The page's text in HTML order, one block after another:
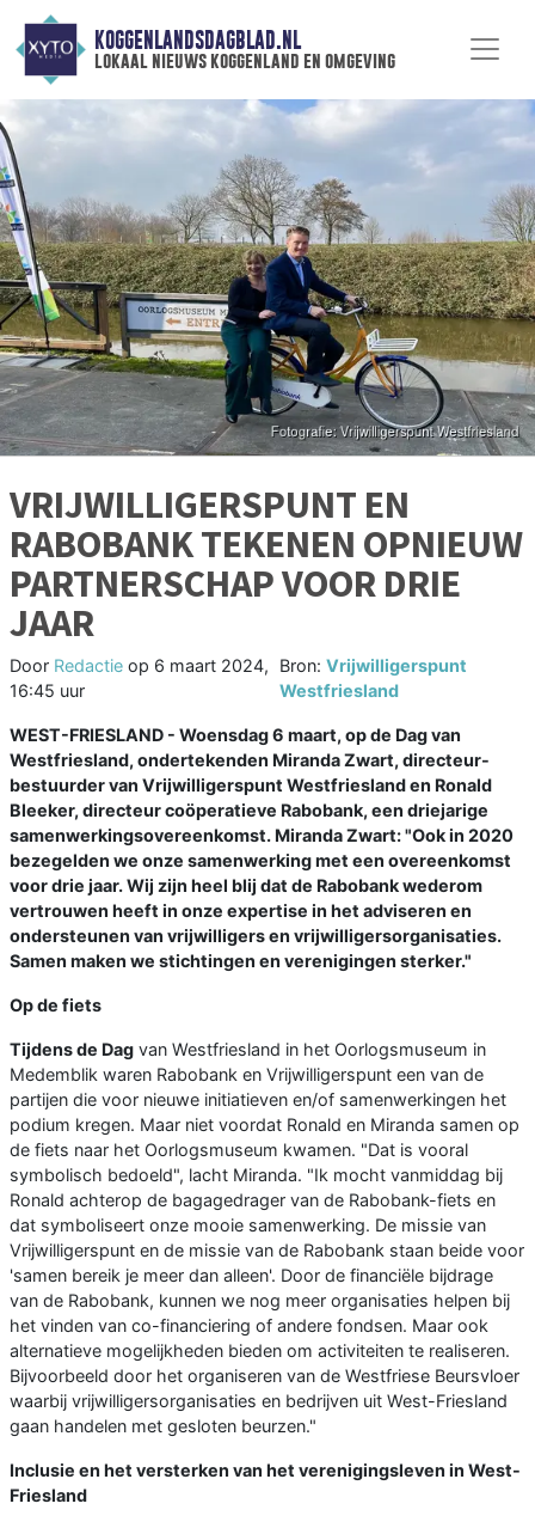
KOGGENLANDSDAGBLAD.NL
lokaal nieuws koggenland en omgeving
VRIJWILLIGERSPUNT EN
RABOBANK TEKENEN OPNIEUW
PARTNERSCHAP VOOR DRIE
JAAR
Door Redactie op 6 maart 2024,
16:45 uur
Bron: Vrijwilligerspunt
Westfriesland
WEST-FRIESLAND - Woensdag 6 maart, op de Dag van
Westfriesland, ondertekenden Miranda Zwart, directeur-
bestuurder van Vrijwilligerspunt Westfriesland en Ronald
Bleeker, directeur coöperatieve Rabobank, een driejarige
samenwerkingsovereenkomst. Miranda Zwart: "Ook in 2020
bezegelden we onze samenwerking met een overeenkomst
voor drie jaar. Wij zijn heel blij dat de Rabobank wederom
vertrouwen heeft in onze expertise in het adviseren en
ondersteunen van vrijwilligers en vrijwilligersorganisaties.
Samen maken we stichtingen en verenigingen sterker."
Op de fiets
Tijdens de Dag van Westfriesland in het Oorlogsmuseum in
Medemblik waren Rabobank en Vrijwilligerspunt een van de
partijen die voor nieuwe initiatieven en/of samenwerkingen het
podium kregen. Maar niet voordat Ronald en Miranda samen op
de fiets naar het Oorlogsmuseum kwamen. "Dat is vooral
symbolisch bedoeld", lacht Miranda. "Ik mocht vanmiddag bij
Ronald achterop de bagagedrager van de Rabobank-fiets en
dat symboliseert onze mooie samenwerking. De missie van
Vrijwilligerspunt en de missie van de Rabobank staan beide voor
'samen bereik je meer dan alleen'. Door de financiële bijdrage
van de Rabobank, kunnen we nog meer organisaties helpen bij
het vinden van co-financiering of andere fondsen. Maar ook
alternatieve mogelijkheden bieden om activiteiten te realiseren.
Bijvoorbeeld door het organiseren van de Westfriese Beursvloer
waarbij vrijwilligersorganisaties en bedrijven uit West-Friesland
gaan handelen met gesloten beurzen."
Inclusie en het versterken van het verenigingsleven in West-
Friesland